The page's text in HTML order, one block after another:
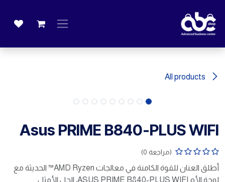
All products
Asus PRIME B840-PLUS WIFI
(مراجعة 0)
أطلق العنان للقوة الكامنة في معالجات AMD Ryzen™ الحديثة مع
لوحة الأم ASUS PRIME B840-PLUS WIFI، الحل الأمثل